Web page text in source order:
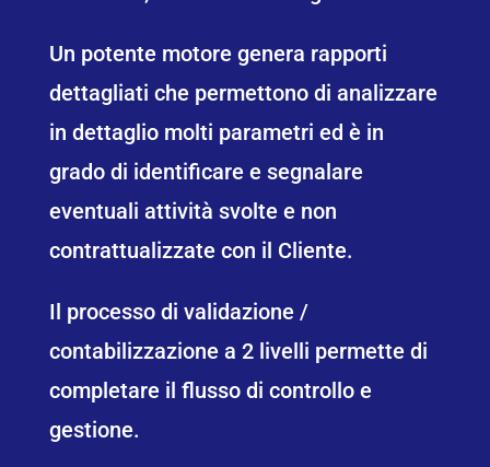
Un potente motore genera rapporti
dettagliati che permettono di analizzare
in dettaglio molti parametri ed è in
grado di identificare e segnalare
eventuali attività svolte e non
contrattualizzate con il Cliente.
Il processo di validazione /
contabilizzazione a 2 livelli permette di
completare il flusso di controllo e
gestione.